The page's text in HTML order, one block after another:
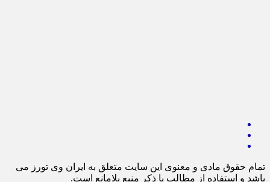
تمام حقوق مادی و معنوی این سایت متعلق به ایران وی تورز می
باشد و استفاده از مطالب با ذکر منبع بلامانع است.